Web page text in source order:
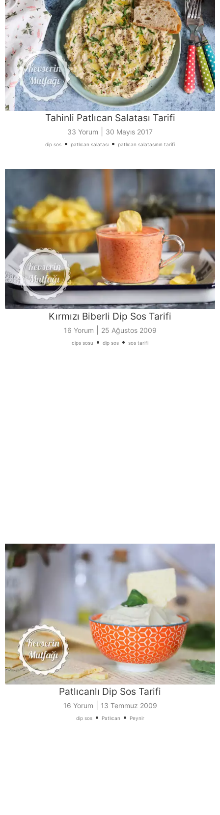
Tahinli Patlıcan Salatası Tarifi
33 Yorum 30 Mayıs 2017
dip sos • patlıcan salatası • patlıcan salatasının tarifi
Kırmızı Biberli Dip Sos Tarifi
16 Yorum 25 Ağustos 2009
cips sosu • dip sos • sos tarifi
Patlıcanlı Dip Sos Tarifi
16 Yorum 13 Temmuz 2009
dip sos• Patlıcan • Peynir